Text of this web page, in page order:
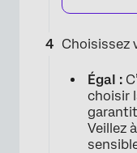
Choisissez
Égal :
choisir
Veillez